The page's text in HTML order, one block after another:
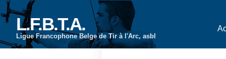
L.F.B.T.A.
Ligue Francophone Belge de Tir à l'Arc, asbl